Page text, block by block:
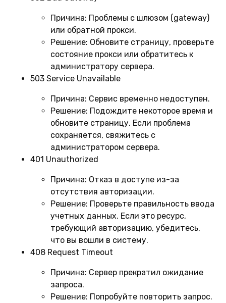
Причина: Проблемы с шлюзом (gateway)
или обратной прокси.
Решение: Обновите страницу, проверьте
состояние прокси или обратитесь к
администратору сервера.
503 Service Unavailable
Причина: Сервис временно недоступен.
Решение: Подождите некоторое время и
обновите страницу. Если проблема
сохраняется, свяжитесь с
администратором сервера.
401 Unauthorized
Причина: Отказ в доступе из-за
отсутствия авторизации.
Решение: Проверьте правильность ввода
учетных данных. Если это ресурс,
требующий авторизацию, убедитесь,
что вы вошли в систему.
408 Request Timeout
Причина: Сервер прекратил ожидание
запроса.
Решение: Попробуйте повторить запрос.